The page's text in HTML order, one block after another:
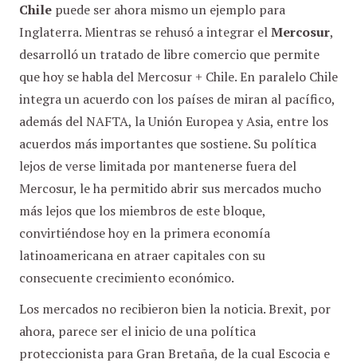
Chile puede ser ahora mismo un ejemplo para
Inglaterra. Mientras se rehusó a integrar elMercosur,
desarrolló un tratado de libre comercio que permite
que hoy se habla del Mercosur + Chile. En paralelo Chile
integra un acuerdo con los países de miran al pacífico,
además del NAFTA, la Unión Europea y Asia, entre los
acuerdos más importantes que sostiene. Su política
lejos de verse limitada por mantenerse fuera del
Mercosur, le ha permitido abrir sus mercados mucho
más lejos que los miembros de este bloque,
convirtiéndose hoy en la primera economía
latinoamericana en atraer capitales con su
consecuente crecimiento económico.
Los mercados no recibieron bien la noticia. Brexit, por
ahora, parece ser el inicio de una política
proteccionista para Gran Bretaña, de la cual Escocia e